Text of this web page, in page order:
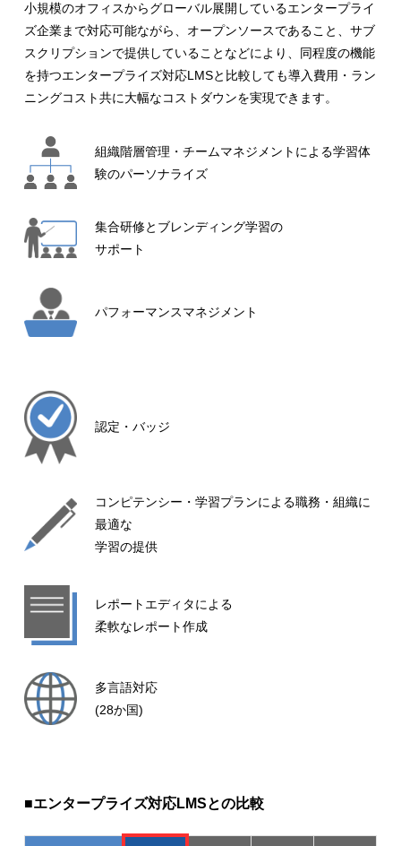
小規模のオフィスからグローバル展開しているエンタープライ
ズ企業まで対応可能ながら、オープンソースであること、サブ
スクリプションで提供していることなどにより、同程度の機能
を持つエンタープライズ対応LMSと比較しても導入費用・ラン
ニングコスト共に大幅なコストダウンを実現できます。
組織階層管理・チームマネジメントによる学習体
験のパーソナライズ
集合研修とブレンディング学習の
サポート
パフォーマンスマネジメント
認定・バッジ
コンピテンシー・学習プランによる職務・組織に
最適な
学習の提供
レポートエディタによる
柔軟なレポート作成
多言語対応
(28か国)
■エンタープライズ対応LMSとの比較